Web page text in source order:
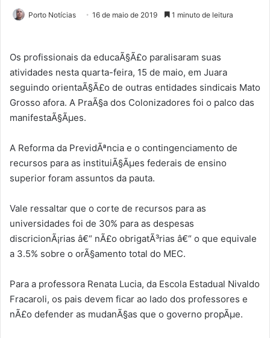
Porto Notícias 16 de maio de 2019 1 minuto de leitura
Os profissionais da educaÃ§Ã£o paralisaram suas
atividades nesta quarta-feira, 15 de maio, em Juara
seguindo orientaÃ§Ã£o de outras entidades sindicais Mato
Grosso afora. A PraÃ§a dos Colonizadores foi o palco das
manifestaÃ§Ãµes.
A Reforma da PrevidÃªncia e o contingenciamento de
recursos para as instituiÃ§Ãµes federais de ensino
superior foram assuntos da pauta.
Vale ressaltar que o corte de recursos para as
universidades foi de 30% para as despesas
discricionÃ¡rias â€“ nÃ£o obrigatÃ³rias â€“ o que equivale
a 3.5% sobre o orÃ§amento total do MEC.
Para a professora Renata Lucia, da Escola Estadual Nivaldo
Fracaroli, os pais devem ficar ao lado dos professores e
nÃ£o defender as mudanÃ§as que o governo propÃµe.